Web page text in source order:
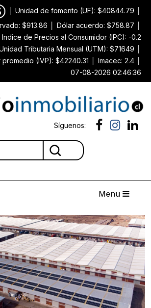
Unidad de fomento (UF): $40844.79
$913.86
Dólar acuerdo: $758.87
Indice de Precios al Consumidor (IPC): -0.2
Tributaria Mensual (UTM): $71649
(IVP): $42240.31
Imacec: 2.4
07-08-2026 02:46:36
Síguenos:
Menu